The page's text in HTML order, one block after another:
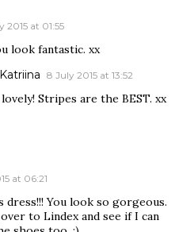
2015 at 01:55
look fantastic. xx
8 July 2015 at 13:52
Stripes are the BEST. xx
at 06:21
dress!!! You look so gorgeous.
to Lindex and see if I can